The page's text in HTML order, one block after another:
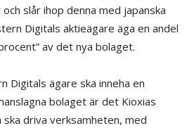
slår ihop denna med japanska
Digitals aktieägare äga en andel
av det nya bolaget.
Digitals ägare ska inneha en
bolaget är det Kioxias
driva verksamheten, med